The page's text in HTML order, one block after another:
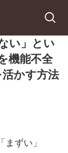
い」とい
機能不全
かす方法
ずい」